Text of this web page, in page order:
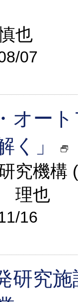
也
07
オー
く」
究機
理也
16
研究